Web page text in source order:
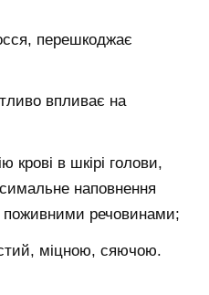
перешкоджає
впливає на
крові в шкірі голови,
наповнення
поживними речовинами;
міцною, сяючою.